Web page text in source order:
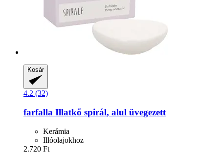
Kosár
4.2 (32)
farfalla Illatkő spirál, alul üvegezett
Kerámia
Illóolajokhoz
2.720 Ft